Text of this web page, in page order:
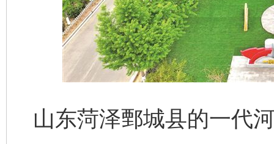
山东菏泽鄄城县的一代